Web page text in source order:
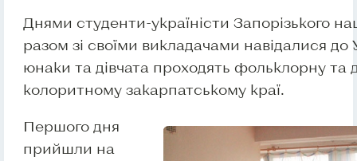
Днями студенти-україністи Запорізького
разом зі своїми викладачами навідалися
юнаки та дівчата проходять фольклорну та
колоритному закарпатському краї.
Першого дня
прийшли на